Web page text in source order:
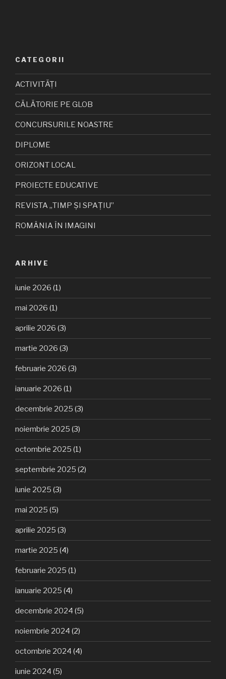
CATEGORII
ACTIVITĂȚI
CĂLĂTORIE PE GLOB
CONCURSURILE NOASTRE
DIPLOME
ORIZONT LOCAL
PROIECTE EDUCATIVE
REVISTA „TIMP ȘI SPAȚIU”
ROMÂNIA ÎN IMAGINI
ARHIVE
iunie 2026 (1)
mai 2026 (1)
aprilie 2026 (3)
martie 2026 (3)
februarie 2026 (3)
ianuarie 2026 (1)
decembrie 2025 (3)
noiembrie 2025 (3)
octombrie 2025 (1)
septembrie 2025 (2)
iunie 2025 (3)
mai 2025 (5)
aprilie 2025 (3)
martie 2025 (4)
februarie 2025 (1)
ianuarie 2025 (4)
decembrie 2024 (5)
noiembrie 2024 (2)
octombrie 2024 (4)
iunie 2024 (5)